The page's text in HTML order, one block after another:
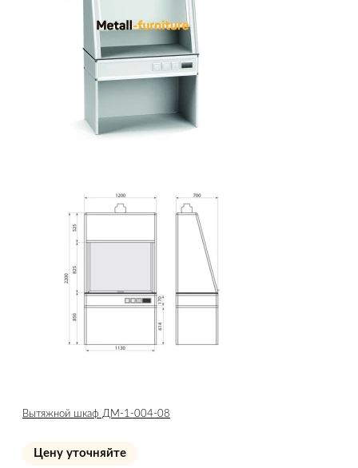
Вытяжной шкаф ДМ-1-004-08
Цену уточняйте